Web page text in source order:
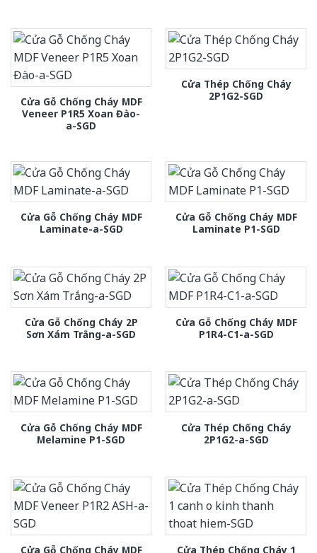
Cửa Gỗ Chống Cháy MDF
Veneer P1R5 Xoan Đào-
a-SGD
Cửa Thép Chống Cháy
2P1G2-SGD
Cửa Gỗ Chống Cháy MDF
Laminate-a-SGD
Cửa Gỗ Chống Cháy MDF
Laminate P1-SGD
Cửa Gỗ Chống Cháy 2P
Sơn Xám Trắng-a-SGD
Cửa Gỗ Chống Cháy MDF
P1R4-C1-a-SGD
Cửa Gỗ Chống Cháy MDF
Melamine P1-SGD
Cửa Thép Chống Cháy
2P1G2-a-SGD
Cửa Gỗ Chống Cháy MDF Cửa Thép Chống Cháy 1